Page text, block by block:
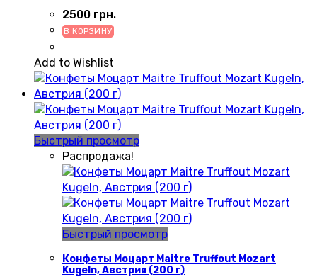
2500 грн.
В КОРЗИНУ
Add to Wishlist
Быстрый просмотр
Распродажа!
Быстрый просмотр
Конфеты Моцарт Maitre Truffout Mozart
Kugeln, Австрия (200 г)